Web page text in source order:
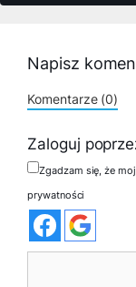
Napisz
Komentarze (0)
Zaloguj
Zgadzam się, że
prywatności